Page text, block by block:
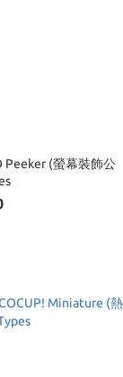
Peeker (螢幕裝飾公